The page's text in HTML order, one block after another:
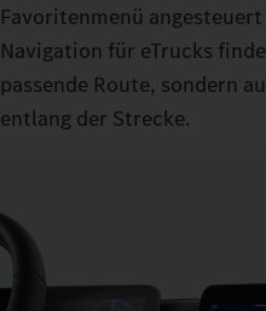
Favoritenmenü
Navigation für eTrucks
passende Route, sondern
entlang der Strecke.